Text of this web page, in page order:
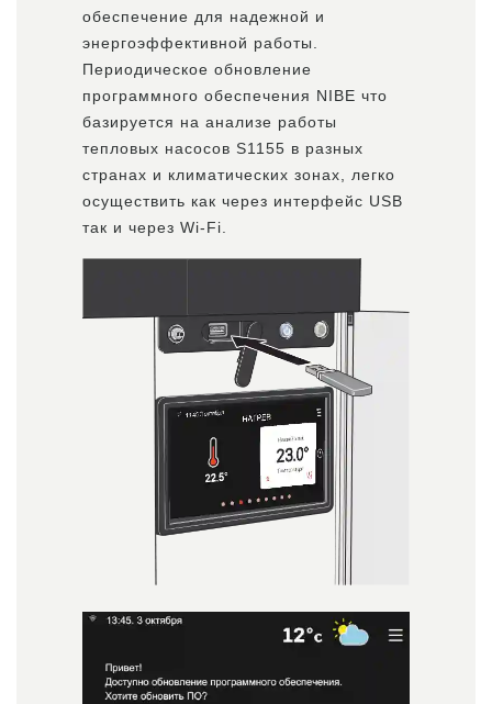
обеспечение для надежной и
энергоэффективной работы.
Периодическое обновление
программного обеспечения NIBE что
базируется на анализе работы
тепловых насосов S1155 в разных
странах и климатических зонах, легко
осуществить как через интерфейс USB
так и через Wi-Fi.